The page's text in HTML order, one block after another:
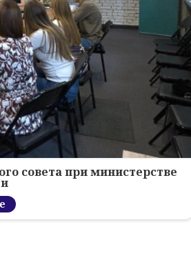
совета при министерстве